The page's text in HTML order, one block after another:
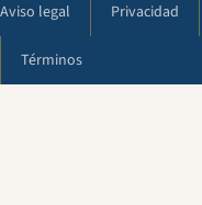
Aviso legal Privacidad
Términos